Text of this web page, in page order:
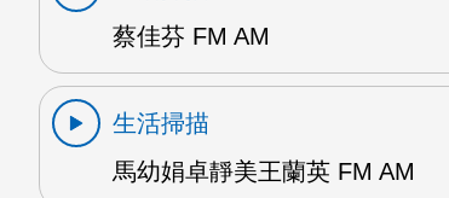
蔡佳芬 FM AM
生活掃描
馬幼娟卓靜美王蘭英 FM AM